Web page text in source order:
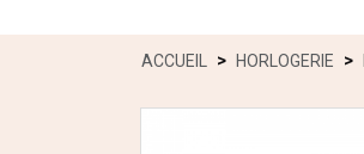
ACCUEIL HORLOGERIE